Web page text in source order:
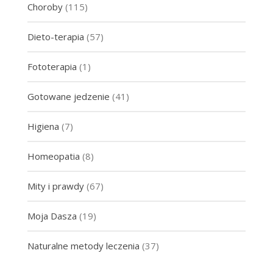
Choroby(115)
Dieto-terapia (57)
Fototerapia (1)
Gotowane jedzenie (41)
Higiena (7)
Homeopatia (8)
Mity i prawdy(67)
Moja Dasza (19)
Naturalne metody leczenia (37)